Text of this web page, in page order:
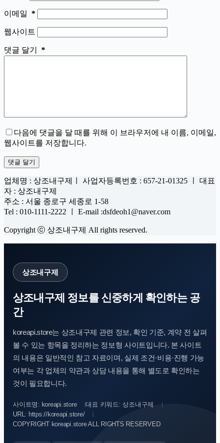
이메일 *
웹사이트
댓글 달기 *
다음에 댓글을 달 때를 위해 이 브라우저에 내 이름, 이메일,
웹사이트를 저장합니다.
댓글 달기
업체명 : 상조내구제ㅣ 사업자등록번호 : 657-21-01325 ㅣ 대표
자 : 상조내구제
주소 : 서울 종로구 세종로 1-58
Tel : 010-1111-2222 ㅣ E-mail :dsfdeoh1@naver.com
Copyright ⓒ 상조내구제 All rights reserved.
상조내구제
상조내구제 정보를 신중하게 확인하는 공
간
koreapi.store는 상조내구제 관련 정보, 확인 기준, 계약 전 살펴
볼 수 있는 항목을 정리하는 정보형 사이트입니다. 본 사이트
의 내용은 일반적인 참고 자료이며, 실제 조건·비용·진행 가능
여부는 각 업체의 약관과 상담 내용을 통해 별도로 확인하는
것이 필요합니다.
사이트명: koreapi.store
대표 키워드: 상조내구제
URL: https://koreapi.store/
COPYRIGHT koreapi.store ALL RIGHTS RESERVED